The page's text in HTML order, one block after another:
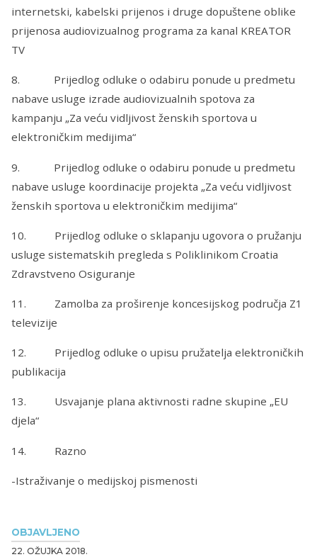
OBJAVLJENO
22. OŽUJKA 2018.
internetski, kabelski prijenos i druge dopuštene oblike
prijenosa audiovizualnog programa za kanal KREATOR
TV
8. Prijedlog odluke o odabiru ponude u predmetu
nabave usluge izrade audiovizualnih spotova za
kampanju „Za veću vidljivost ženskih sportova u
elektroničkim medijima“
9. Prijedlog odluke o odabiru ponude u predmetu
nabave usluge koordinacije projekta „Za veću vidljivost
ženskih sportova u elektroničkim medijima“
10. Prijedlog odluke o sklapanju ugovora o pružanju
usluge sistematskih pregleda s Poliklinikom Croatia
Zdravstveno Osiguranje
11. Zamolba za proširenje koncesijskog područja Z1
televizije
12. Prijedlog odluke o upisu pružatelja elektroničkih
publikacija
13. Usvajanje plana aktivnosti radne skupine „EU
djela“
14. Razno
-Istraživanje o medijskoj pismenosti